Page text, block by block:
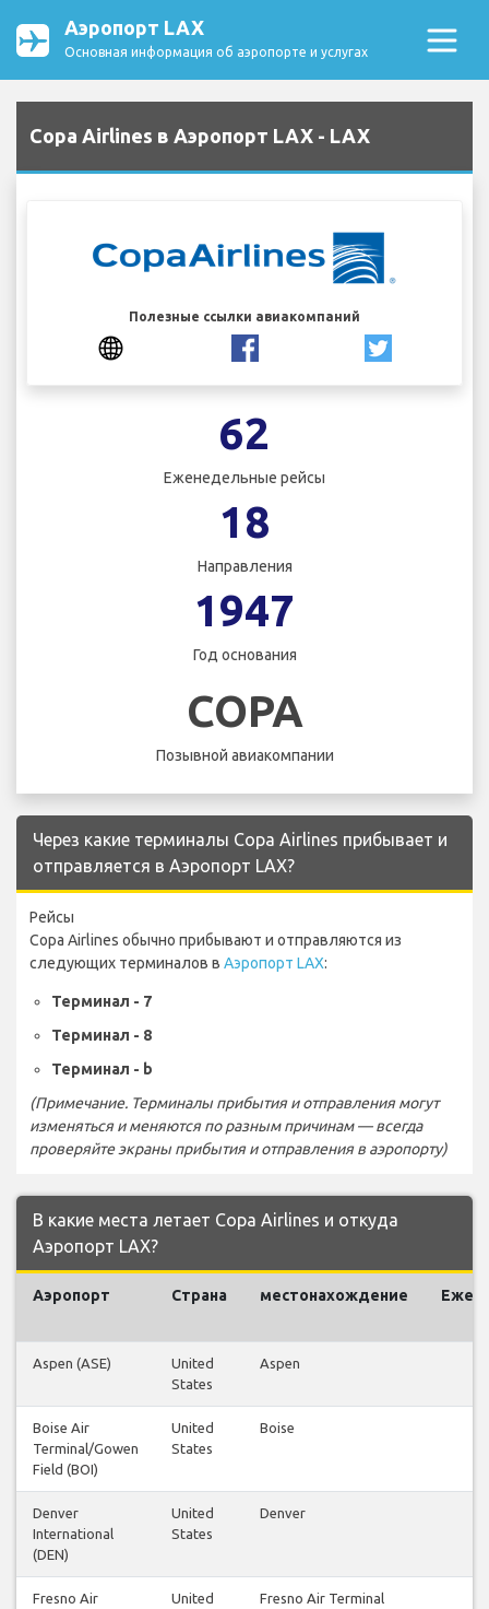
Аэропорт LAX
Основная информация об аэропорте и услугах
Copa Airlines в Аэропорт LAX - LAX
Полезные ссылки авиакомпаний
62
Еженедельные рейсы
18
Направления
1947
Год основания
COPA
Позывной авиакомпании
Через какие терминалы Copa Airlines прибывает и
отправляется в Аэропорт LAX?
Рейсы
Copa Airlines обычно прибывают и отправляются из
следующих терминалов в Аэропорт LAX:
Терминал - 7
Терминал - 8
Терминал - b
(Примечание. Терминалы прибытия и отправления могут
изменяться и меняются по разным причинам — всегда
проверяйте экраны прибытия и отправления в аэропорту)
В какие места летает Copa Airlines и откуда
Аэропорт LAX?
Аэропорт Страна местонахождение
Aspen (ASE)
United
States
Aspen
Boise Air
Terminal/Gowen
Field (BOI)
United
States
Boise
Denver
International
(DEN)
United
States
Denver
Fresno Air
United
Fresno Air Terminal